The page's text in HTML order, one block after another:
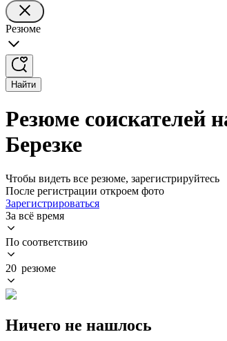
Резюме
Найти
Резюме соискателей
Березке
Чтобы видеть все резюме, зарегистрируйтесь
После регистрации откроем фото
Зарегистрироваться
За всё время
По соответствию
20 резюме
Ничего не нашлось